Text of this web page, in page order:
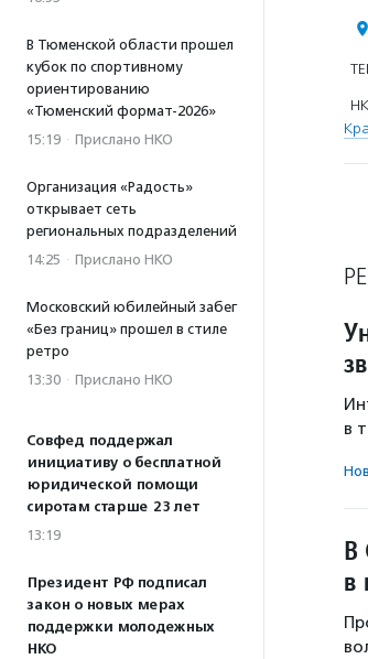
В Тюменской области прошел
кубок по спортивному
ориентированию
«Тюменский формат-2026»
15:19 · Прислано НКО
Организация «Радость»
открывает сеть
региональных подразделений
14:25 · Прислано НКО
Московский юбилейный забег
«Без границ» прошел в стиле
ретро
13:30 · Прислано НКО
Совфед поддержал
инициативу о бесплатной
юридической помощи
сиротам старше 23 лет
13:19
Президент РФ подписал
закон о новых мерах
поддержки молодежных
НКО
в
В
в